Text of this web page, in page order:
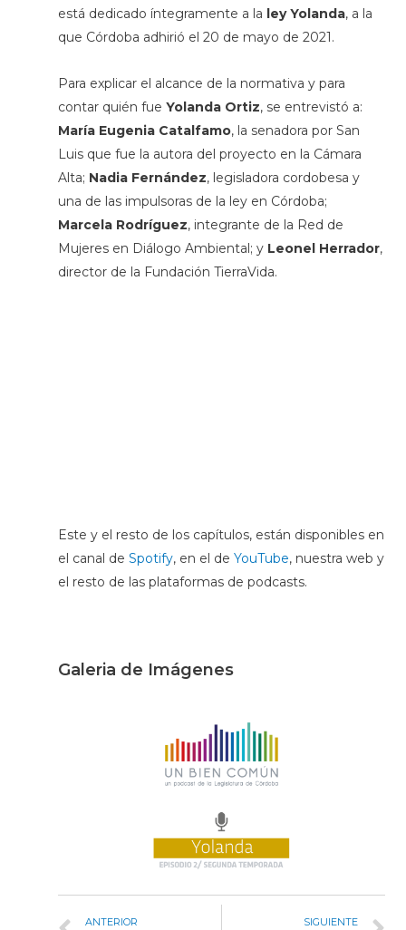
está dedicado íntegramente a la ley Yolanda, a la
que Córdoba adhirió el 20 de mayo de 2021.
Para explicar el alcance de la normativa y para
contar quién fue Yolanda Ortiz, se entrevistó a:
María Eugenia Catalfamo, la senadora por San
Luis que fue la autora del proyecto en la Cámara
Alta; Nadia Fernández, legisladora cordobesa y
una de las impulsoras de la ley en Córdoba;
Marcela Rodríguez, integrante de la Red de
Mujeres en Diálogo Ambiental; y Leonel Herrador,
director de la Fundación TierraVida.
Este y el resto de los capítulos, están disponibles en
el canal de Spotify, en el de YouTube, nuestra web y
el resto de las plataformas de podcasts.
Galeria de Imágenes
ANTERIOR SIGUIENTE